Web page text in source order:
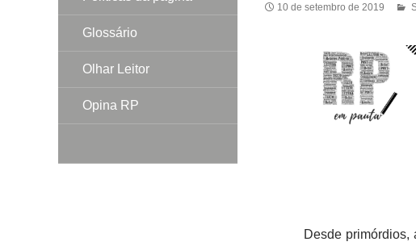
10 de setembro de 2019
Desde primórdios, a
Glossário
Olhar Leitor
Opina RP